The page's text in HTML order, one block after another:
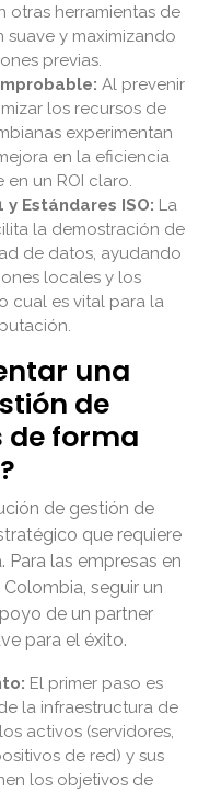
otras herramientas de
suave y maximizando
previas.
Al prevenir
los recursos de
experimentan
en la eficiencia
un ROI claro.
Estándares ISO: La
la demostración de
de datos, ayudando
locales y los
cual es vital para la
una
de
de forma
de gestión de
que requiere
las empresas en
seguir un
de un partner
para el éxito.
El primer paso es
la infraestructura de
activos (servidores,
de red) y sus
los objetivos de